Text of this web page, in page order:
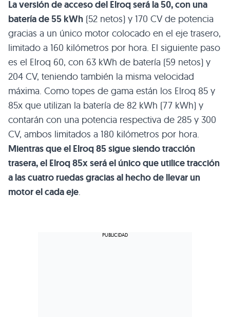
La versión de acceso del Elroq será la 50, con una
batería de 55 kWh (52 netos) y 170 CV de potencia
gracias a un único motor colocado en el eje trasero,
limitado a 160 kilómetros por hora. El siguiente paso
es el Elroq 60, con 63 kWh de batería (59 netos) y
204 CV, teniendo también la misma velocidad
máxima. Como topes de gama están los Elroq 85 y
85x que utilizan la batería de 82 kWh (77 kWh) y
contarán con una potencia respectiva de 285 y 300
CV, ambos limitados a 180 kilómetros por hora.
Mientras que el Elroq 85 sigue siendo tracción
trasera, el Elroq 85x será el único que utilice tracción
a las cuatro ruedas gracias al hecho de llevar un
motor el cada eje.